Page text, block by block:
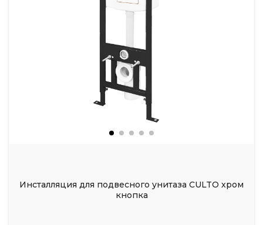
Инсталляция для подвесного унитаза CULTO хром
кнопка